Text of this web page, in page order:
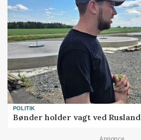
POLITIK
Bønder holder vagt ved Rusland